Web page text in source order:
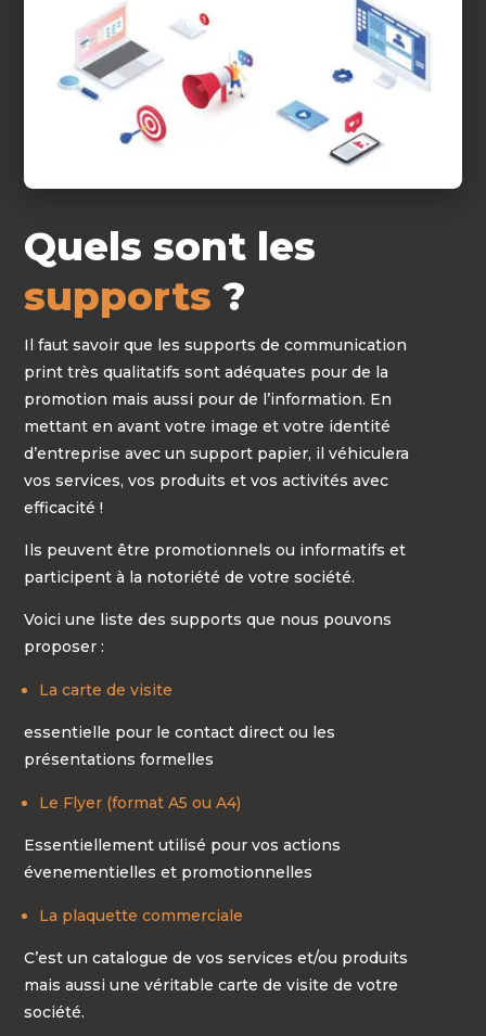
Quels sont les
supports ?
Il faut savoir que les supports de communication
print très qualitatifs sont adéquates pour de la
promotion mais aussi pour de l’information. En
mettant en avant votre image et votre identité
d’entreprise avec un support papier, il véhiculera
vos services, vos produits et vos activités avec
efficacité !
Ils peuvent être promotionnels ou informatifs et
participent à la notoriété de votre société.
Voici une liste des supports que nous pouvons
proposer :
La carte de visite
essentielle pour le contact direct ou les
présentations formelles
Le Flyer (format A5 ou A4)
Essentiellement utilisé pour vos actions
évenementielles et promotionnelles
La plaquette commerciale
C’est un catalogue de vos services et/ou produits
mais aussi une véritable carte de visite de votre
société.